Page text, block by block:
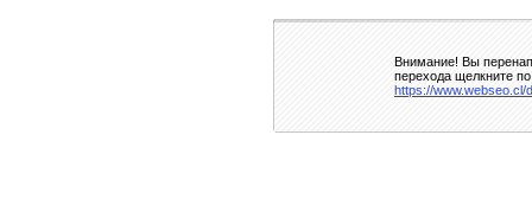
Внимание! Вы
перехода щелкните
https://www.webseo.cl/